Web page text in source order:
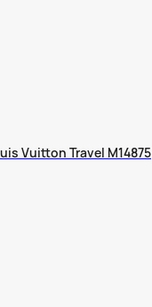
Vuitton Travel M14875